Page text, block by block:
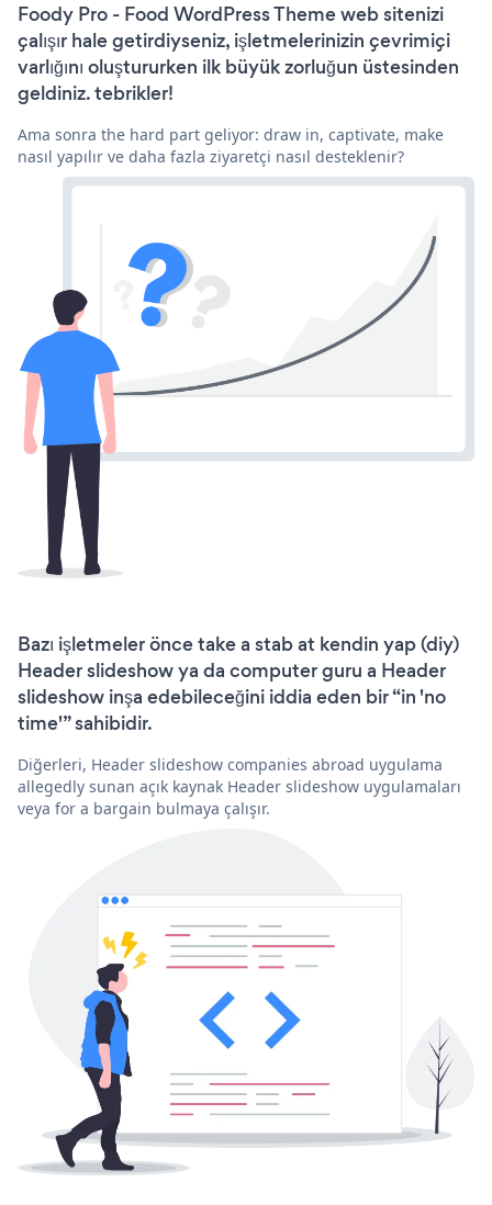
Foody Pro - Food WordPress Theme web sitenizi
çalışır hale getirdiyseniz, işletmelerinizin çevrimiçi
varlığını oluştururken ilk büyük zorluğun üstesinden
geldiniz. tebrikler!
Ama sonra the hard part geliyor: draw in, captivate, make
nasıl yapılır ve daha fazla ziyaretçi nasıl desteklenir?
Bazı işletmeler önce take a stab at kendin yap (diy)
Header slideshow ya da computer guru a Header
slideshow inşa edebileceğini iddia eden bir “in 'no
time'” sahibidir.
Diğerleri, Header slideshow companies abroad uygulama
allegedly sunan açık kaynak Header slideshow uygulamaları
veya for a bargain bulmaya çalışır.